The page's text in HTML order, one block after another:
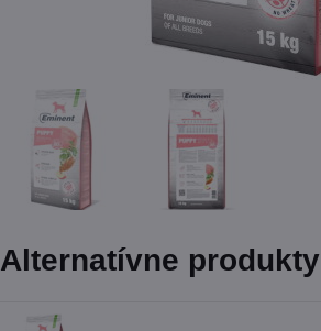
Alternatívne produkty